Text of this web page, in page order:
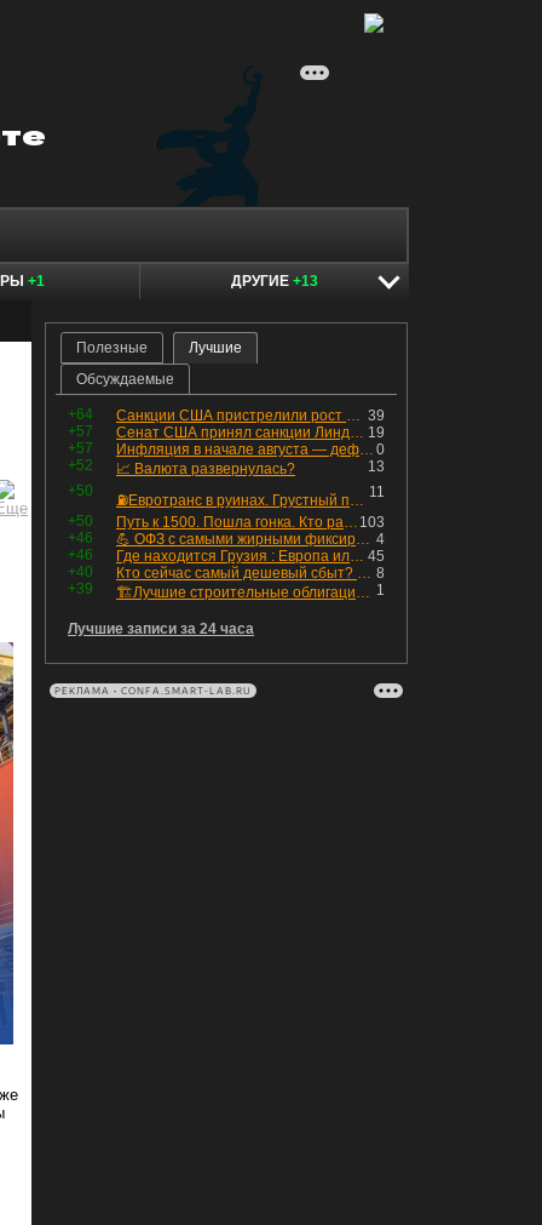
+1 ДРУГИЕ +13
Полезные
Лучшие
Обсуждаемые
+64 39
Санкции США пристрелили рост акций в России
+57
19
Сенат США принял санкции Линдси Грэма против России
+57
0
Инфляция в начале августа — дефляция из-за топлива и плодоовощной корзины, но услуги продолжают дорожать, а рубль начал ослабевать.
+52
13
📈 Валюта развернулась?
+50
11
⛽️Евротранс в руинах. Грустный пост😶😞 Что изменилось в облигациях?
+50
103
Путь к 1500. Пошла гонка. Кто раньше продаст.
+46
4
💪 ОФЗ с самыми жирными фиксированными купонами
+46
45
Где находится Грузия : Европа или Азия
+40
8
Кто сейчас самый дешевый сбыт? Сводный пост по сбытовым компаниям по отчетам РСБУ за Q2 26г.
+39
1
🏗Лучшие строительные облигации первого эшелона
Лучшие записи за 24 часа
РЕКЛАМА • CONFA.SMART-LAB.RU